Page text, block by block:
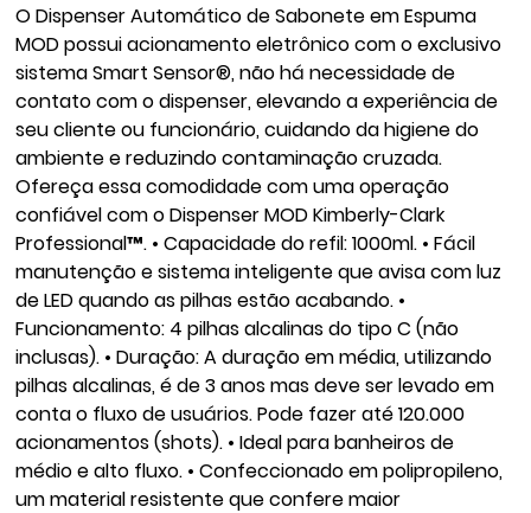
O Dispenser Automático de Sabonete em Espuma
MOD possui acionamento eletrônico com o exclusivo
sistema Smart Sensor®, não há necessidade de
contato com o dispenser, elevando a experiência de
seu cliente ou funcionário, cuidando da higiene do
ambiente e reduzindo contaminação cruzada.
Ofereça essa comodidade com uma operação
confiável com o Dispenser MOD Kimberly-Clark
Professional™. • Capacidade do refil: 1000ml. • Fácil
manutenção e sistema inteligente que avisa com luz
de LED quando as pilhas estão acabando. •
Funcionamento: 4 pilhas alcalinas do tipo C (não
inclusas). • Duração: A duração em média, utilizando
pilhas alcalinas, é de 3 anos mas deve ser levado em
conta o fluxo de usuários. Pode fazer até 120.000
acionamentos (shots). • Ideal para banheiros de
médio e alto fluxo. • Confeccionado em polipropileno,
um material resistente que confere maior